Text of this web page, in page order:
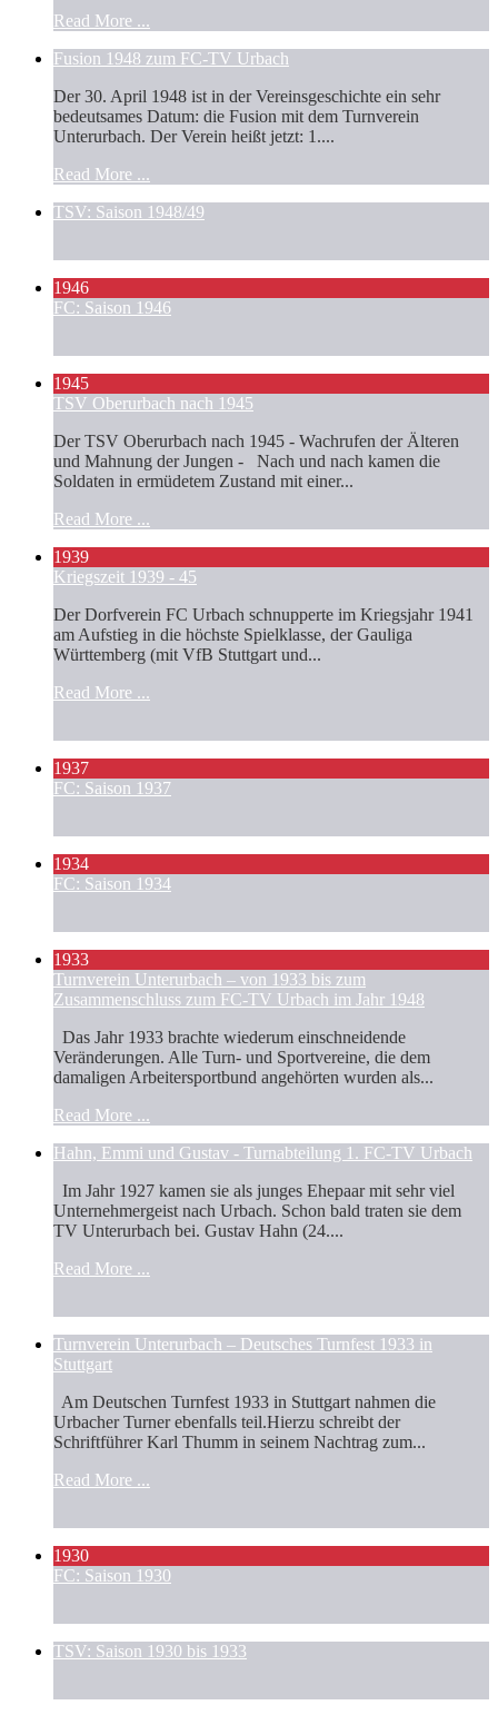
Read More ...
Fusion 1948 zum FC-TV Urbach
Der 30. April 1948 ist in der Vereinsgeschichte ein sehr
bedeutsames Datum: die Fusion mit dem Turnverein
Unterurbach. Der Verein heißt jetzt: 1....
Read More ...
TSV: Saison 1948/49
1946
FC: Saison 1946
1945
TSV Oberurbach nach 1945
Der TSV Oberurbach nach 1945 - Wachrufen der Älteren
und Mahnung der Jungen - Nach und nach kamen die
Soldaten in ermüdetem Zustand mit einer...
Read More ...
1939
Kriegszeit 1939 - 45
Der Dorfverein FC Urbach schnupperte im Kriegsjahr 1941
am Aufstieg in die höchste Spielklasse, der Gauliga
Württemberg (mit VfB Stuttgart und...
Read More ...
1937
FC: Saison 1937
1934
FC: Saison 1934
1933
Turnverein Unterurbach – von 1933 bis zum
Zusammenschluss zum FC-TV Urbach im Jahr 1948
Das Jahr 1933 brachte wiederum einschneidende
Veränderungen. Alle Turn- und Sportvereine, die dem
damaligen Arbeitersportbund angehörten wurden als...
Read More ...
Hahn, Emmi und Gustav - Turnabteilung 1. FC-TV Urbach
Im Jahr 1927 kamen sie als junges Ehepaar mit sehr viel
Unternehmergeist nach Urbach. Schon bald traten sie dem
TV Unterurbach bei. Gustav Hahn (24....
Read More ...
Turnverein Unterurbach – Deutsches Turnfest 1933 in
Stuttgart
Am Deutschen Turnfest 1933 in Stuttgart nahmen die
Urbacher Turner ebenfalls teil.Hierzu schreibt der
Schriftführer Karl Thumm in seinem Nachtrag zum...
Read More ...
1930
FC: Saison 1930
TSV: Saison 1930 bis 1933